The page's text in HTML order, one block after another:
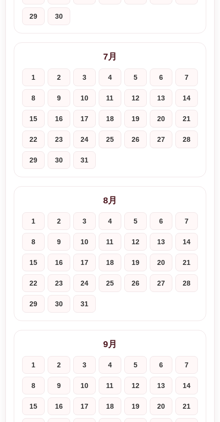
29 30
7月
1 2 3 4 5 6 7
8 9 10 11 12 13 14
15 16 17 18 19 20 21
22 23 24 25 26 27 28
29 30 31
8月
1 2 3 4 5 6 7
8 9 10 11 12 13 14
15 16 17 18 19 20 21
22 23 24 25 26 27 28
29 30 31
9月
1 2 3 4 5 6 7
8 9 10 11 12 13 14
15 16 17 18 19 20 21